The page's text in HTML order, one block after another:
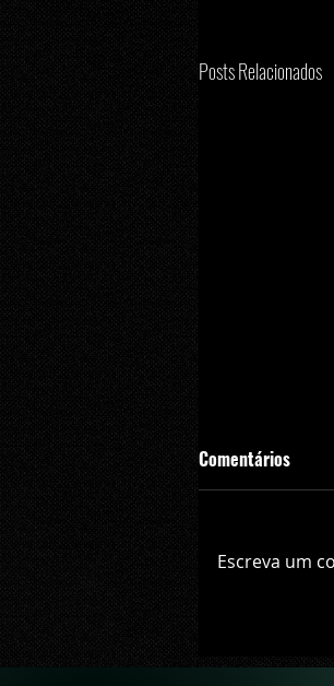
Posts Relacionados
California
Comentários
Escreva um